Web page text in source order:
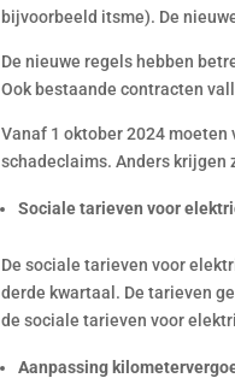
bijvoorbeeld itsme). De
De nieuwe regels hebben
Ook bestaande contracten
Vanaf 1 oktober 2024 moeten
schadeclaims. Anders krijgen
Sociale tarieven voor
De sociale tarieven voor
derde kwartaal. De tarieven
de sociale tarieven voor
Aanpassing